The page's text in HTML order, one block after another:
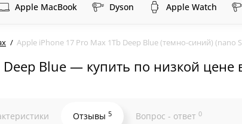
Apple MacBook Dyson Apple Watch
Apple iPhone 17 Pro Max 1Tb Deep Blue (темно-синий) (nano
Blue — купить по низкой цене
Отзывы 5 Вопрос - ответ 0